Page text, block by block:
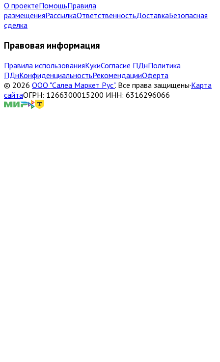
О проектеПомощьПравила
размещенияРассылкаОтветственностьДоставкаБезопасная
сделка
Правовая информация
Правила использованияКукиСогласие ПДнПолитика
ПДнКонфиденциальностьРекомендацииОферта
© 2026 ООО "Салеа Маркет Рус". Все права защищены·Карта
сайтаОГРН: 1266300015200 ИНН: 6316296066